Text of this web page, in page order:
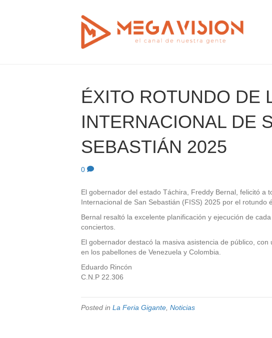
ÉXITO ROTUNDO DE
INTERNACIONAL DE
SEBASTIÁN 2025
0
El gobernador del estado Táchira, Freddy Bernal, felicitó a
Internacional de San Sebastián (FISS) 2025 por el rotundo
Bernal resaltó la excelente planificación y ejecución de
conciertos.
El gobernador destacó la masiva asistencia de público,
en los pabellones de Venezuela y Colombia.
Eduardo Rincón
C.N.P 22.306
Posted in La Feria Gigante Noticias